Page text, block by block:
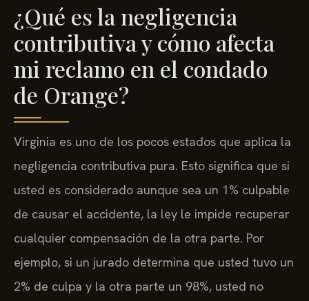
¿Qué es la negligencia
contributiva y cómo afecta
mi reclamo en el condado
de Orange?
Virginia es uno de los pocos estados que aplica la
negligencia contributiva pura. Esto significa que si
usted es considerado aunque sea un 1% culpable
de causar el accidente, la ley le impide recuperar
cualquier compensación de la otra parte. Por
ejemplo, si un jurado determina que usted tuvo un
2% de culpa y la otra parte un 98%, usted no